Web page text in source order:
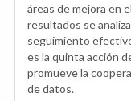
áreas de mejora en
resultados se
seguimiento
es la quinta acción
promueve la
de datos.